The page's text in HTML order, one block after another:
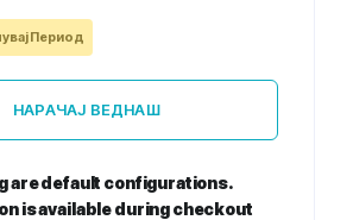
Период
НАРАЧАЈ ВЕДНАШ
are default configurations.
is available during checkout